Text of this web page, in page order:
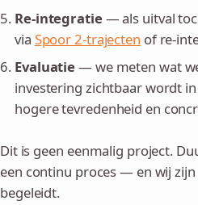
Re-integratie— als uitval
via Spoor 2-trajecten of re-
Evaluatie— we meten wat
investering zichtbaar wordt
hogere tevredenheid en
Dit is geen eenmalig project.
een continu proces — en wij
begeleidt.